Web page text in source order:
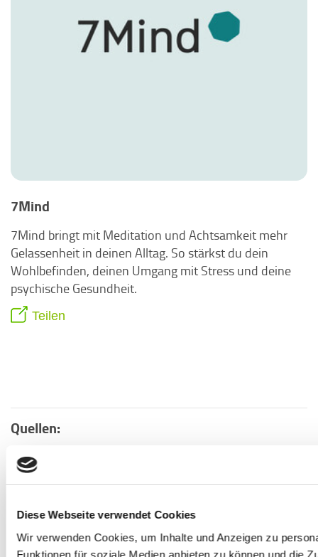
Diese Webseite verwendet Cookies
Wir verwenden Cookies, um Inhalte und Anzeigen zu
Funktionen für soziale Medien anbieten zu können und die
7Mind
7Mind bringt mit Meditation und Achtsamkeit mehr
Gelassenheit in deinen Alltag. So stärkst du dein
Wohlbefinden, deinen Umgang mit Stress und deine
psychische Gesundheit.
Teilen
Quellen:
Vgl. Statista Research Depatment (2011): "Arbeitest
Du parallel zum Studium?" unter:
zum-parallelen-arbeiten-neben-dem-
Vgl. Baumgart, Max (2023): "Depression, Stress, Burn-